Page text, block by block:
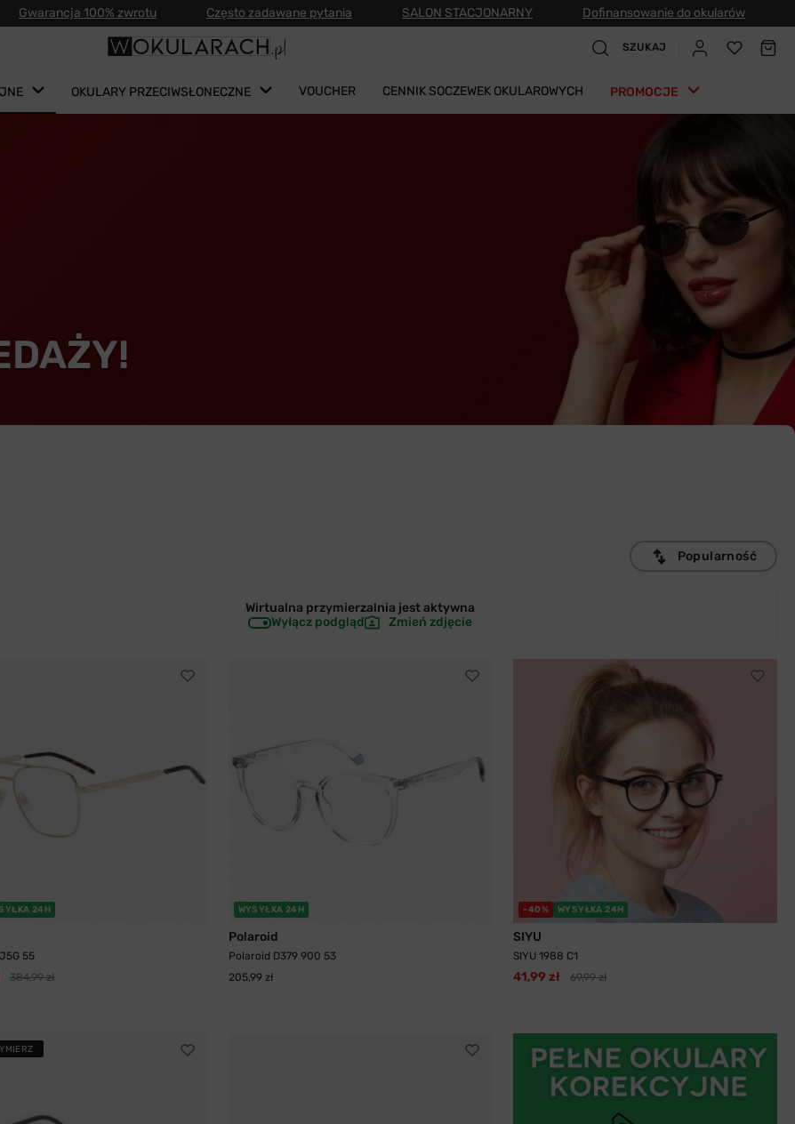
Gwarancja 100% zwrotu Często zadawane pytania SALON STACJONARNY Dofinansowanie do okularów
SZUKAJ
OKULARY PRZECIWSŁONECZNE VOUCHER CENNIK SOCZEWEK OKULAROWYCH PROMOCJE
Popularność
Wirtualna przymierzalnia jestaktywna
Wyłącz podgląd
Zmień zdjęcie
24H
55
384,99 zł
WYSYŁKA 24H
Polaroid
Polaroid D379 900 53
205,99 zł
-40% WYSYŁKA 24H
SIYU
SIYU 1988 C1
41,99 zł 69,99 zł